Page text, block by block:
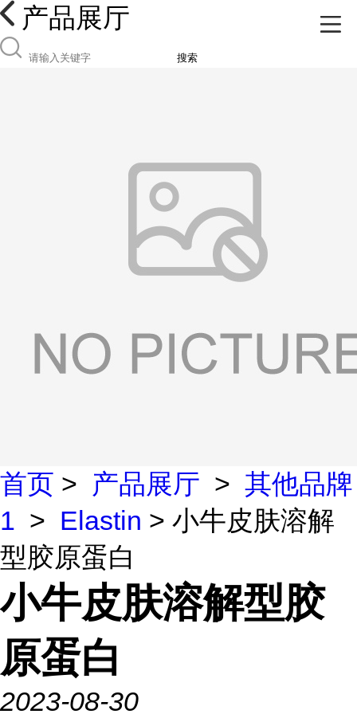
产品展厅
搜索
首页 > 产品展厅 > 其他品牌
1 > Elastin > 小牛皮肤溶解
型胶原蛋白
小牛皮肤溶解型胶
原蛋白
2023-08-30